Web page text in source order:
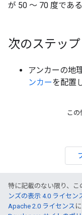
が 50 ～ 70 度であ
次のステップ
アンカーの地
ンカーを配置
この
特に記載のない限り、
ンズの表示 4.0 ライセン
Apache 2.0 ライセンス